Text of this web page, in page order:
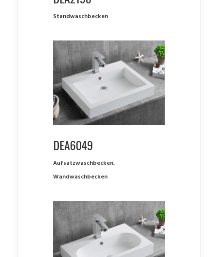
Standwaschbecken
DEA6049
Aufsatzwaschbecken,
Wandwaschbecken